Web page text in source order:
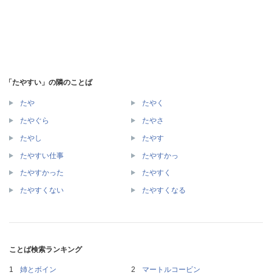
「たやすい」の隣のことば
たや たやく
たやぐら たやさ
たやし たやす
たやすい仕事 たやすかっ
たやすかった たやすく
たやすくない たやすくなる
ことば検索ランキング
姉とボイン
マートルコービン